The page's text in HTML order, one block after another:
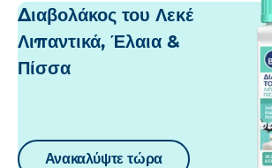
Διαβολάκος του Λεκέ
Λιπαντικά, Έλαια &
Πίσσα
Ανακαλύψτε τώρα